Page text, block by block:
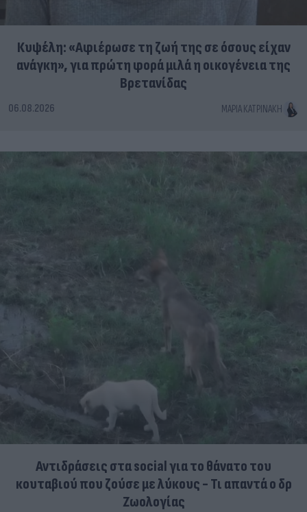
Κυψέλη: «Αφιέρωσε τη ζωή της σε όσους είχαν
ανάγκη», για πρώτη φορά μιλά η οικογένεια της
Βρετανίδας
06.08.2026 ΜΑΡΊΑ ΚΑΤΡΙΝΆΚΗ
Αντιδράσεις στα social για το θάνατο του
κουταβιού που ζούσε με λύκους - Τι απαντά ο δρ
Ζωολογίας